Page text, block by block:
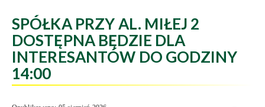
SPÓŁKA PRZY AL. MIŁEJ 2
DOSTĘPNA BĘDZIE DLA
INTERESANTÓW DO GODZINY
14:00